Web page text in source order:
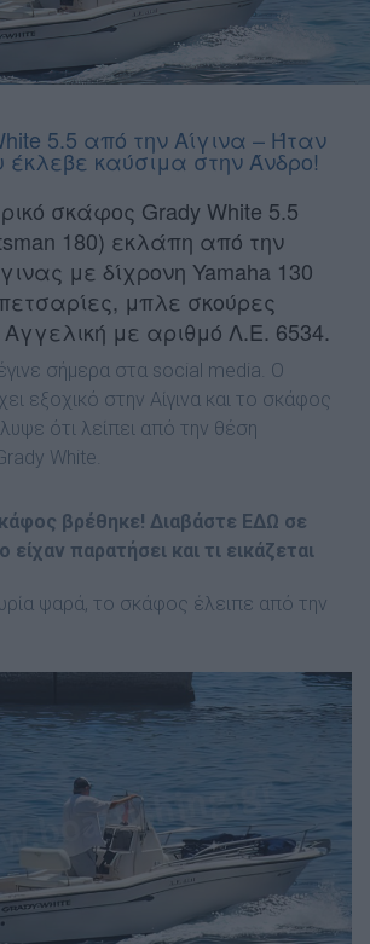
5.5 από την Αίγινα – Ήταν
καύσιμα στην Άνδρο!
σκάφος Grady White 5.5
180) εκλάπη από την
με δίχρονη Yamaha 130
μπλε σκούρες
με αριθμό Λ.Ε. 6534.
σήμερα στα social media. Ο
εξοχικό στην Αίγινα και το σκάφος
ότι λείπει από την θέση
White.
βρέθηκε! Διαβάστε ΕΔΩ σε
είχαν παρατήσει και τι εικάζεται
ψαρά, το σκάφος έλειπε από την